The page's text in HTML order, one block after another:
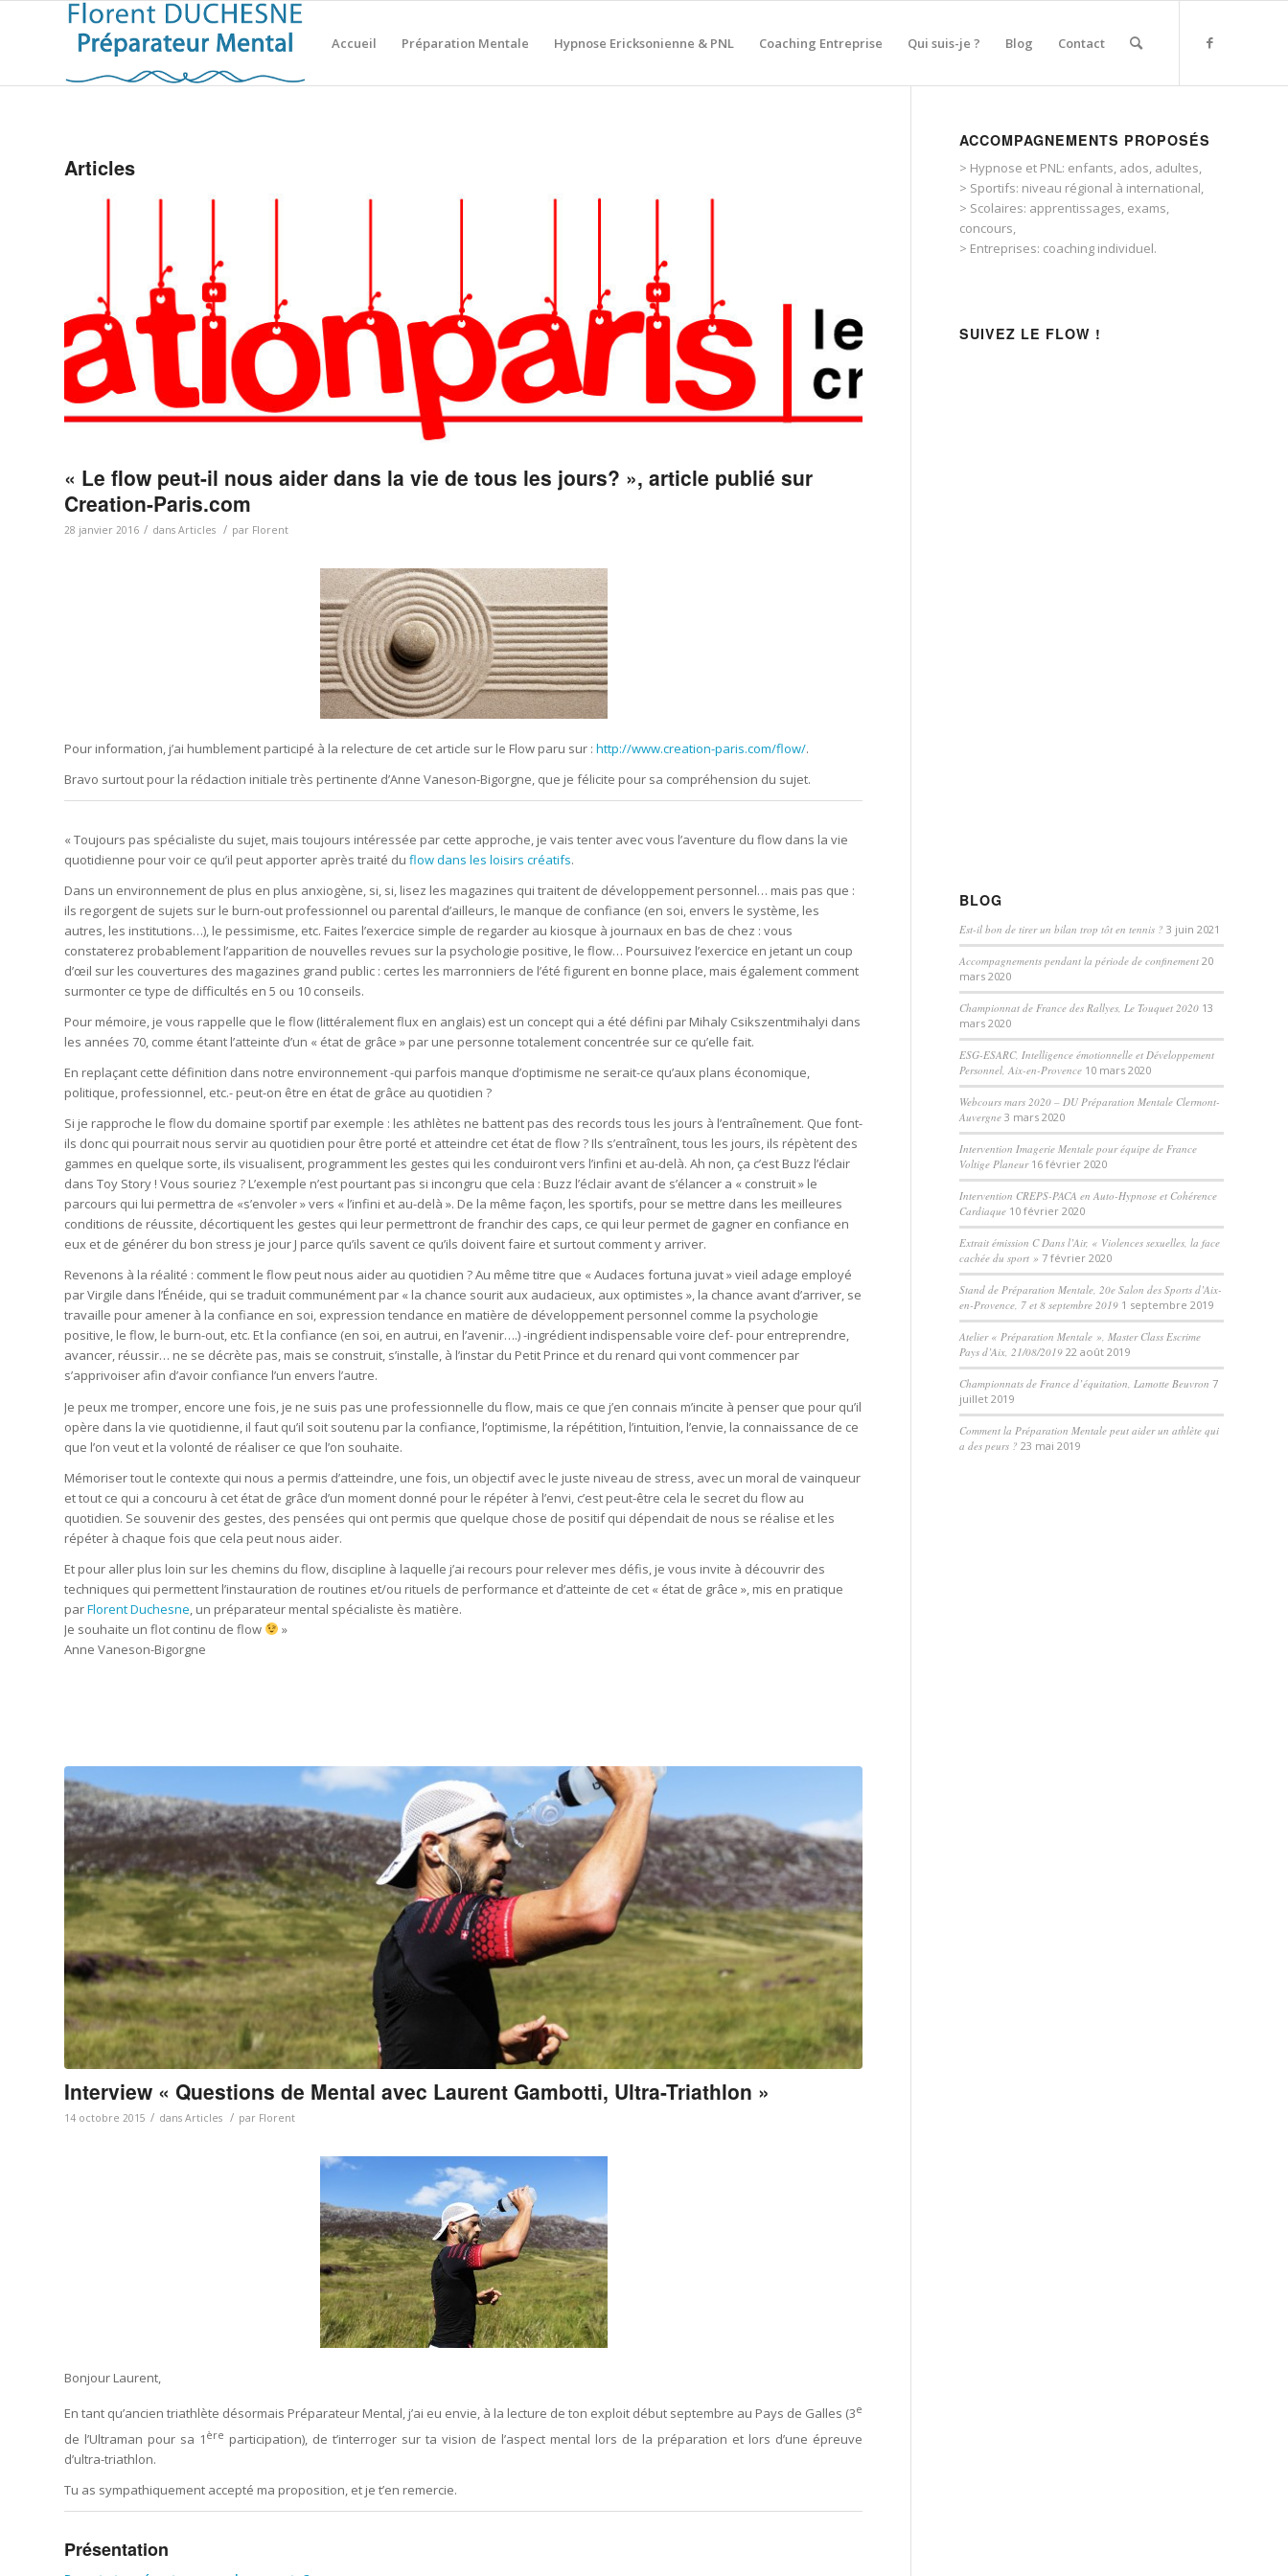
Accueil Préparation Mentale Hypnose Ericksonienne & PNL Coaching Entreprise Qui suis-je ? Blog Contact
Articles
« Le flow peut-il nous aider dans la vie de tous les jours? », article publié sur
Creation-Paris.com
28 janvier 2016 / dans Articles / par Florent
Pour information, j’ai humblement participé à la relecture de cet article sur le Flow paru sur : http://www.creation-paris.com/flow/.
Bravo surtout pour la rédaction initiale très pertinente d’Anne Vaneson-Bigorgne, que je félicite pour sa compréhension du sujet.
« Toujours pas spécialiste du sujet, mais toujours intéressée par cette approche, je vais tenter avec vous l’aventure du flow dans la vie
quotidienne pour voir ce qu’il peut apporter après traité du flow dans les loisirs créatifs.
Dans un environnement de plus en plus anxiogène, si, si, lisez les magazines qui traitent de développement personnel… mais pas que :
ils regorgent de sujets sur le burn-out professionnel ou parental d’ailleurs, le manque de confiance (en soi, envers le système, les
autres, les institutions…), le pessimisme, etc. Faites l’exercice simple de regarder au kiosque à journaux en bas de chez : vous
constaterez probablement l’apparition de nouvelles revues sur la psychologie positive, le flow… Poursuivez l’exercice en jetant un coup
d’œil sur les couvertures des magazines grand public : certes les marronniers de l’été figurent en bonne place, mais également comment
surmonter ce type de difficultés en 5 ou 10 conseils.
Pour mémoire, je vous rappelle que le flow (littéralement flux en anglais) est un concept qui a été défini par Mihaly Csikszentmihalyi dans
les années 70, comme étant l’atteinte d’un « état de grâce » par une personne totalement concentrée sur ce qu’elle fait.
En replaçant cette définition dans notre environnement -qui parfois manque d’optimisme ne serait-ce qu’aux plans économique,
politique, professionnel, etc.- peut-on être en état de grâce au quotidien ?
Si je rapproche le flow du domaine sportif par exemple : les athlètes ne battent pas des records tous les jours à l’entraînement. Que font-
ils donc qui pourrait nous servir au quotidien pour être porté et atteindre cet état de flow ? Ils s’entraînent, tous les jours, ils répètent des
gammes en quelque sorte, ils visualisent, programment les gestes qui les conduiront vers l’infini et au-delà. Ah non, ça c’est Buzz l’éclair
dans Toy Story ! Vous souriez ? L’exemple n’est pourtant pas si incongru que cela : Buzz l’éclair avant de s’élancer a « construit » le
parcours qui lui permettra de «s’envoler » vers « l’infini et au-delà ». De la même façon, les sportifs, pour se mettre dans les meilleures
conditions de réussite, décortiquent les gestes qui leur permettront de franchir des caps, ce qui leur permet de gagner en confiance en
eux et de générer du bon stress je jour J parce qu’ils savent ce qu’ils doivent faire et surtout comment y arriver.
Revenons à la réalité : comment le flow peut nous aider au quotidien ? Au même titre que « Audaces fortuna juvat » vieil adage employé
par Virgile dans l’Énéide, qui se traduit communément par « la chance sourit aux audacieux, aux optimistes », la chance avant d’arriver, se
travaille pour amener à la confiance en soi, expression tendance en matière de développement personnel comme la psychologie
positive, le flow, le burn-out, etc. Et la confiance (en soi, en autrui, en l’avenir….) -ingrédient indispensable voire clef- pour entreprendre,
avancer, réussir… ne se décrète pas, mais se construit, s’installe, à l’instar du Petit Prince et du renard qui vont commencer par
s’apprivoiser afin d’avoir confiance l’un envers l’autre.
Je peux me tromper, encore une fois, je ne suis pas une professionnelle du flow, mais ce que j’en connais m’incite à penser que pour qu’il
opère dans la vie quotidienne, il faut qu’il soit soutenu par la confiance, l’optimisme, la répétition, l’intuition, l’envie, la connaissance de ce
que l’on veut et la volonté de réaliser ce que l’on souhaite.
Mémoriser tout le contexte qui nous a permis d’atteindre, une fois, un objectif avec le juste niveau de stress, avec un moral de vainqueur
et tout ce qui a concouru à cet état de grâce d’un moment donné pour le répéter à l’envi, c’est peut-être cela le secret du flow au
quotidien. Se souvenir des gestes, des pensées qui ont permis que quelque chose de positif qui dépendait de nous se réalise et les
répéter à chaque fois que cela peut nous aider.
Et pour aller plus loin sur les chemins du flow, discipline à laquelle j’ai recours pour relever mes défis, je vous invite à découvrir des
techniques qui permettent l’instauration de routines et/ou rituels de performance et d’atteinte de cet « état de grâce », mis en pratique
parFlorent Duchesne, un préparateur mental spécialiste ès matière.
Je souhaite un flot continu de flow
»
Anne Vaneson-Bigorgne
Interview « Questions de Mental avec Laurent Gambotti, Ultra-Triathlon »
14 octobre 2015 / dans Articles / par Florent
Bonjour Laurent,
En tant qu’ancien triathlète désormais Préparateur Mental, j’ai eu envie, à la lecture de ton exploit début septembre au Pays de Galles (3e
de l’Ultraman pour sa 1 ère participation), de t’interroger sur ta vision de l’aspect mental lors de la préparation et lors d’une épreuve
d’ultra-triathlon.
Tu as sympathiquement accepté ma proposition, et je t’en remercie.
Présentation
ACCOMPAGNEMENTS PROPOSÉS
> Hypnose et PNL: enfants, ados, adultes,
> Sportifs: niveau régional à international,
> Scolaires: apprentissages, exams,
concours,
> Entreprises: coaching individuel.
SUIVEZ LE FLOW !
BLOG
Est-il bon de tirer un bilan trop tôt en tennis ? 3 juin 2021
Accompagnements pendant la période de confinement 20
mars 2020
Championnat de France des Rallyes, Le Touquet 2020 13
mars 2020
ESG-ESARC, Intelligence émotionnelle et Développement
Personnel, Aix-en-Provence 10 mars 2020
Webcours mars 2020 – DU Préparation Mentale Clermont-
Auvergne 3 mars 2020
Intervention Imagerie Mentale pour équipe de France
Voltige Planeur 16 février 2020
Intervention CREPS-PACA en Auto-Hypnose et Cohérence
Cardiaque 10 février 2020
Extrait émission C Dans l’Air, « Violences sexuelles, la face
cachée du sport » 7 février 2020
Stand de Préparation Mentale, 20e Salon des Sports d’Aix-
en-Provence, 7 et 8 septembre 2019 1 septembre 2019
Atelier « Préparation Mentale », Master Class Escrime
Pays d’Aix, 21/08/2019 22 août 2019
Championnats de France d’équitation, Lamotte Beuvron 7
juillet 2019
Comment la Préparation Mentale peut aider un athlète qui
a des peurs ? 23 mai 2019